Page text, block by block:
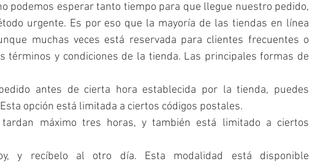
podemos esperar tanto tiempo para que llegue nuestro pedido,
urgente. Es por eso que la mayoría de las tiendas en línea
términos y condiciones de la tienda. Las principales formas de
antes de cierta hora establecida por la tienda, puedes
opción está limitada a ciertos códigos postales.
tardan máximo tres horas, y también está limitado a ciertos
y recíbelo al otro día. Esta modalidad está disponible